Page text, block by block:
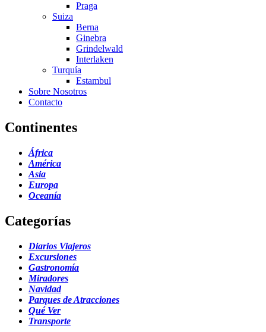
Praga
Suiza
Berna
Ginebra
Grindelwald
Interlaken
Turquía
Estambul
Sobre Nosotros
Contacto
Continentes
África
América
Asia
Europa
Oceanía
Categorías
Diarios Viajeros
Excursiones
Gastronomía
Miradores
Navidad
Parques de Atracciones
Qué Ver
Transporte